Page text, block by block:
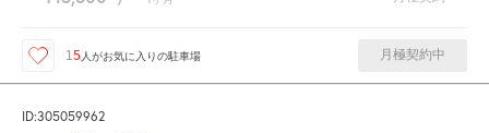
15 人がお気に入りの駐車場 月極契約中
ID:305059962